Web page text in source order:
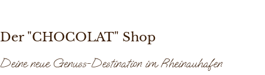
Der "CHOCOLAT" Shop
Deine neue Genuss-Destination im Rheinauhafen